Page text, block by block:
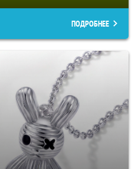
ПОДРОБНЕЕ